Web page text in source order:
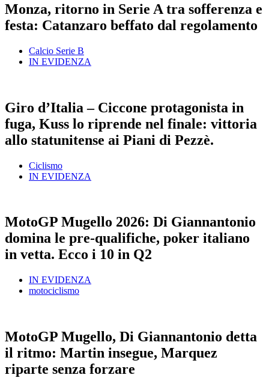
Monza, ritorno in Serie A tra sofferenza e
festa: Catanzaro beffato dal regolamento
Calcio Serie B
IN EVIDENZA
Giro d’Italia – Ciccone protagonista in
fuga, Kuss lo riprende nel finale: vittoria
allo statunitense ai Piani di Pezzè.
Ciclismo
IN EVIDENZA
MotoGP Mugello 2026: Di Giannantonio
domina le pre-qualifiche, poker italiano
in vetta. Ecco i 10 in Q2
IN EVIDENZA
motociclismo
MotoGP Mugello, Di Giannantonio detta
il ritmo: Martin insegue, Marquez
riparte senza forzare